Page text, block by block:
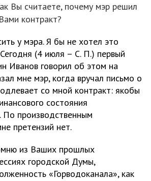
Вы считаете, почему мэр решил
контракт?
у мэра. Я бы не хотел это
(4 июля – С. П.) первый
Иванов говорил об этом на
мне мэр, когда вручал письмо о
со мной контракт: якобы
состояния
По производственным
претензий нет.
из Ваших прошлых
городской Думы,
«Горводоканала», как